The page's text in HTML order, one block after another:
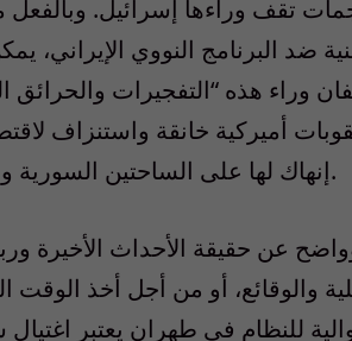
تقف وراءها إسرائيل.
ضد البرنامج النووي الإيراني،
وراء هذه “التفجيرات والحرائق
أميركية خانقة واستنزاف
إنهاك لها على الساحتين السورية والعراقية.
عن حقيقة الأحداث الأخيرة
والوقائع، أو من أجل أخذ الوقت
للنظام في طهران يعتبر اغتيال